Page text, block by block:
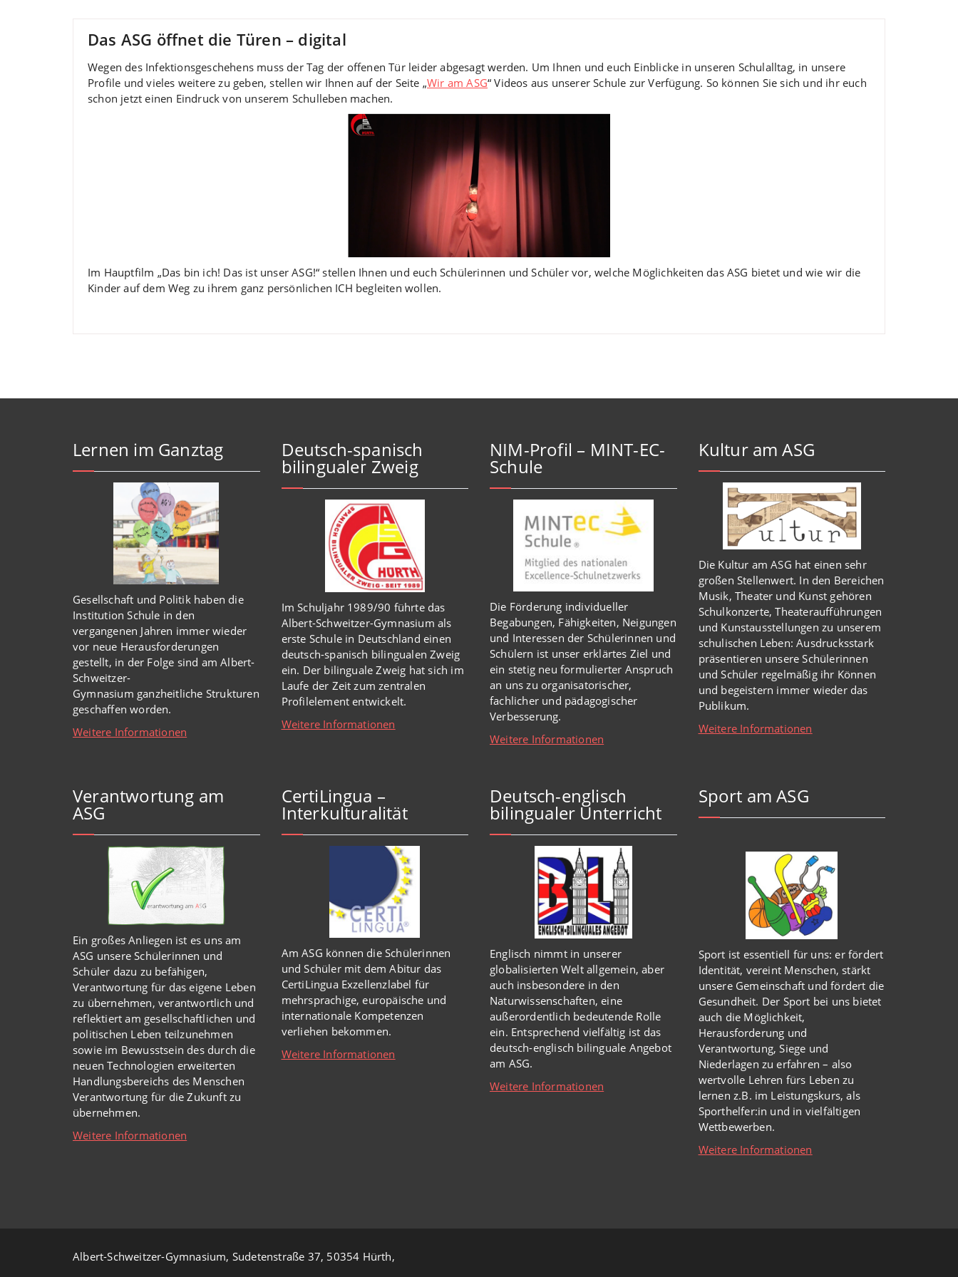
Das ASG öffnet die Türen – digital
Wegen des Infektionsgeschehens muss der Tag der offenen Tür leider abgesagt werden. Um Ihnen und euch Einblicke in unseren Schulalltag, in unsere
Profile und vieles weitere zu geben, stellen wir Ihnen auf der Seite „Wir am ASG“ Videos aus unserer Schule zur Verfügung. So können Sie sich und ihr euch
schon jetzt einen Eindruck von unserem Schulleben machen.
Im Hauptfilm „Das bin ich! Das ist unser ASG!“ stellen Ihnen und euch Schülerinnen und Schüler vor, welche Möglichkeiten das ASG bietet und wie wir die
Kinder auf dem Weg zu ihrem ganz persönlichen ICH begleiten wollen.
Lernen im Ganztag
Gesellschaft und Politik haben die
Institution Schule in den
vergangenen Jahren immer wieder
vor neue Herausforderungen
gestellt, in der Folge sind am Albert-
Schweitzer-
Gymnasium ganzheitliche Strukturen
geschaffen worden.
Weitere Informationen
Deutsch-spanisch
bilingualer Zweig
Im Schuljahr 1989/90 führte das
Albert-Schweitzer-Gymnasium als
erste Schule in Deutschland einen
deutsch-spanisch bilingualen Zweig
ein. Der bilinguale Zweig hat sich im
Laufe der Zeit zum zentralen
Profilelement entwickelt.
Weitere Informationen
NIM-Profil – MINT-EC-
Schule
Die Förderung individueller
Begabungen, Fähigkeiten, Neigungen
und Interessen der Schülerinnen und
Schülern ist unser erklärtes Ziel und
ein stetig neu formulierter Anspruch
an uns zu organisatorischer,
fachlicher und pädagogischer
Verbesserung.
Weitere Informationen
Kultur am ASG
Die Kultur am ASG hat einen sehr
großen Stellenwert. In den Bereichen
Musik, Theater und Kunst gehören
Schulkonzerte, Theateraufführungen
und Kunstausstellungen zu unserem
schulischen Leben: Ausdrucksstark
präsentieren unsere Schülerinnen
und Schüler regelmäßig ihr Können
und begeistern immer wieder das
Publikum.
Weitere Informationen
Verantwortung am
ASG
Ein großes Anliegen ist es uns am
ASG unsere Schülerinnen und
Schüler dazu zu befähigen,
Verantwortung für das eigene Leben
zu übernehmen, verantwortlich und
reflektiert am gesellschaftlichen und
politischen Leben teilzunehmen
sowie im Bewusstsein des durch die
neuen Technologien erweiterten
Handlungsbereichs des Menschen
Verantwortung für die Zukunft zu
übernehmen.
Weitere Informationen
CertiLingua –
Interkulturalität
Am ASG können die Schülerinnen
und Schüler mit dem Abitur das
CertiLingua Exzellenzlabel für
mehrsprachige, europäische und
internationale Kompetenzen
verliehen bekommen.
Weitere Informationen
Deutsch-englisch
bilingualer Unterricht
Englisch nimmt in unserer
globalisierten Weltallgemein, aber
auch insbesondere in den
Naturwissenschaften, eine
außerordentlich bedeutende Rolle
ein. Entsprechend vielfältig ist das
deutsch-englisch bilinguale Angebot
am ASG.
Weitere Informationen
Sport am ASG
Sport ist essentiell für uns: er fördert
Identität, vereint Menschen, stärkt
unsere Gemeinschaft und fördert die
Gesundheit. Der Sport bei uns bietet
auch die Möglichkeit,
Herausforderung und
Verantwortung, Siege und
Niederlagen zu erfahren – also
wertvolle Lehren fürs Leben zu
lernen z.B. im Leistungskurs, als
Sporthelfer:in und in vielfältigen
Wettbewerben.
Weitere Informationen
Albert-Schweitzer-Gymnasium, Sudetenstraße 37, 50354 Hürth,